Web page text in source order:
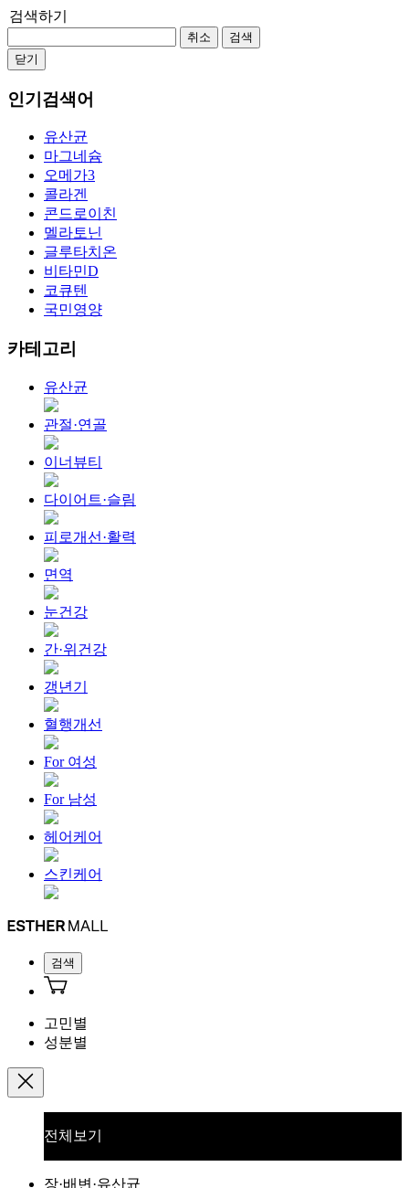
검색하기
취소
검색
닫기
인기검색어
유산균
마그네슘
오메가3
콜라겐
콘드로이친
멜라토닌
글루타치온
비타민D
코큐텐
국민영양
카테고리
유산균
관절·연골
이너뷰티
다이어트·슬림
피로개선·활력
면역
눈건강
간·위건강
갱년기
혈행개선
For 여성
For 남성
헤어케어
스킨케어
검색
고민별
성분별
전체보기
장·배변·유산균